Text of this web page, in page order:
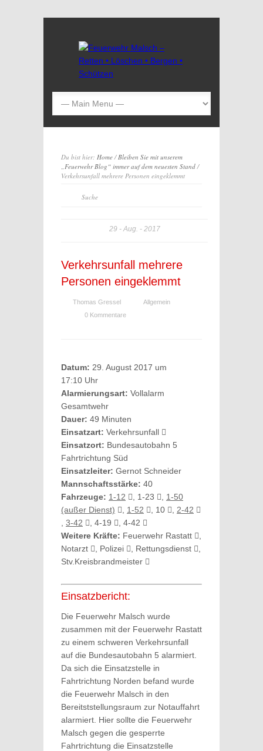
Du bist hier: Home/Bleiben Sie mit unserem
„Feuerwehr Blog“ immer auf dem neuesten Stand/
Verkehrsunfall mehrere Personen eingeklemmt
29 Aug. 2017
Verkehrsunfall mehrere
Personen eingeklemmt
Thomas Gressel
Allgemein
0 Kommentare
Datum: 29. August 2017 um
17:10 Uhr
Alarmierungsart: Vollalarm
Gesamtwehr
Dauer: 49 Minuten
Einsatzart: Verkehrsunfall
Einsatzort: Bundesautobahn 5
Fahrtrichtung Süd
Einsatzleiter: Gernot Schneider
Mannschaftsstärke: 40
Fahrzeuge: 1-12 , 1-23
1-50
(außer Dienst)
1-52 , 10
2-42
3-42 , 4-19
, 4-42
Weitere Kräfte: Feuerwehr Rastatt
Notarzt
, Polizei , Rettungsdienst
Stv.Kreisbrandmeister
Einsatzbericht:
Die Feuerwehr Malsch wurde
zusammen mit der Feuerwehr Rastatt
zu einem schweren Verkehrsunfall
auf die Bundesautobahn 5 alarmiert.
Da sich die Einsatzstelle in
Fahrtrichtung Norden befand wurde
die Feuerwehr Malsch in den
Bereitststellungsraum zur Notauffahrt
alarmiert. Hier sollte die Feuerwehr
Malsch gegen die gesperrte
Fahrtrichtung die Einsatzstelle